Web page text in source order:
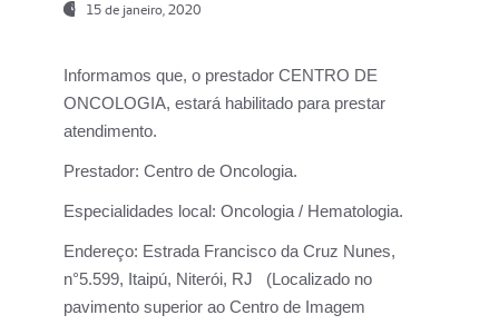
15 de janeiro, 2020
Informamos que, o prestador CENTRO DE
ONCOLOGIA, estará habilitado para prestar
atendimento.
Prestador: Centro de Oncologia.
Especialidades local: Oncologia / Hematologia.
Endereço: Estrada Francisco da Cruz Nunes,
n°5.599, Itaipú, Niterói, RJ (Localizado no
pavimento superior ao Centro de Imagem